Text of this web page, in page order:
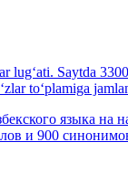
lug‘ati. Saytda
to‘plamiga
языка на
и 900